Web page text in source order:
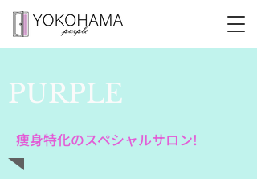
PURPLE
​痩身特化のスペシャルサロン!